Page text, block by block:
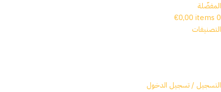
المفضّلة
0
items
€0,00
التصنيفات
التسجيل / تسجيل الدخول